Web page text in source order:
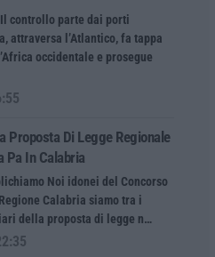
Il controllo parte dai porti
attraversa l’Atlantico, fa tappa
occidentale e prosegue
Proposta Di Legge Regionale
Pa In Calabria
Noi idonei del Concorso
Calabria siamo tra i
della proposta di legge n…